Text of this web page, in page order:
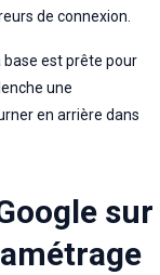
de connexion.
base est prête pour
une
en arrière dans
sur